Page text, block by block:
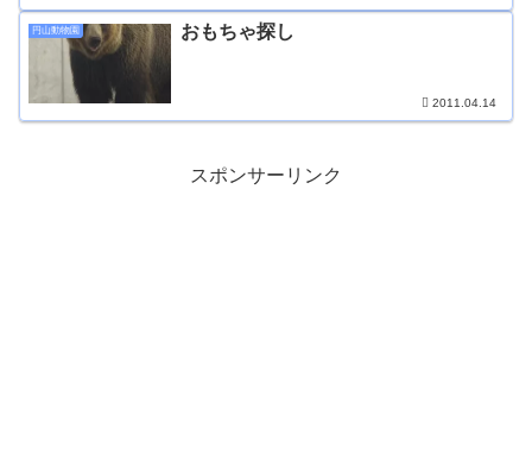
円山動物園 おもちゃ探し
2011.04.14
スポンサーリンク